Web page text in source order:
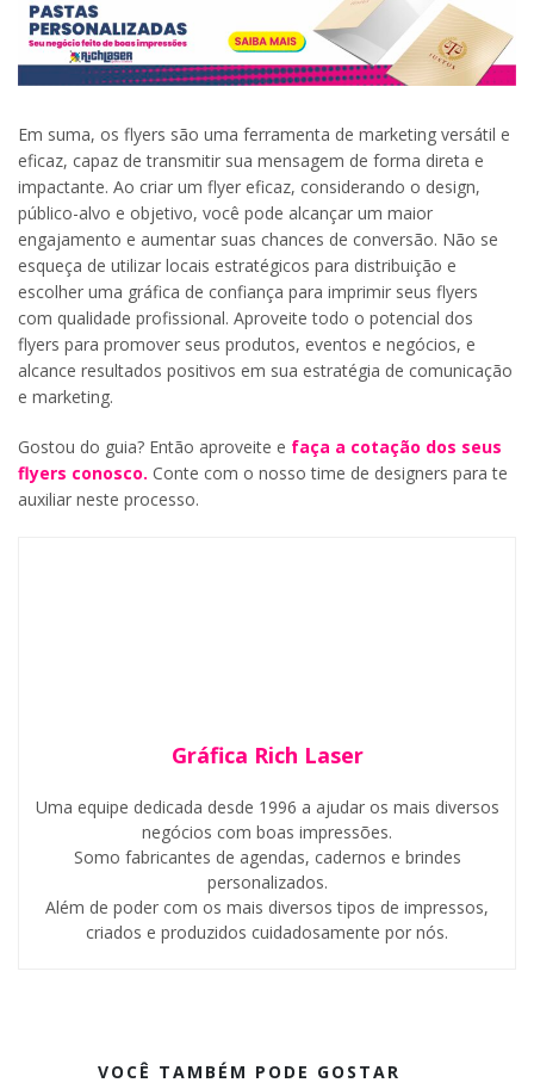
Em suma, os flyers são uma ferramenta de marketing versátil e
eficaz, capaz de transmitir sua mensagem de forma direta e
impactante. Ao criar um flyer eficaz, considerando o design,
público-alvo e objetivo, você pode alcançar um maior
engajamento e aumentar suas chances de conversão. Não se
esqueça de utilizar locais estratégicos para distribuição e
escolher uma gráfica de confiança para imprimir seus flyers
com qualidade profissional. Aproveite todo o potencial dos
flyers para promover seus produtos, eventos e negócios, e
alcance resultados positivos em sua estratégia de comunicação
e marketing.
Gostou do guia? Então aproveite e faça a cotação dos seus
flyers conosco. Conte com o nosso time de designers para te
auxiliar neste processo.
Gráfica Rich Laser
Uma equipe dedicada desde 1996 a ajudar os mais diversos
negócios com boas impressões.
Somo fabricantes de agendas, cadernos e brindes
personalizados.
Além de poder com os mais diversos tipos de impressos,
criados e produzidos cuidadosamente por nós.
VOCÊ TAMBÉM PODE GOSTAR